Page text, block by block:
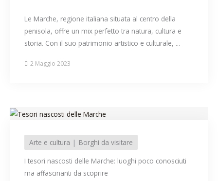
Le Marche, regione italiana situata al centro della
penisola, offre un mix perfetto tra natura, cultura e
storia. Con il suo patrimonio artistico e culturale, ...
2 Maggio 2023
Arte e cultura
Borghi da visitare
I tesori nascosti delle Marche: luoghi poco conosciuti
ma affascinanti da scoprire